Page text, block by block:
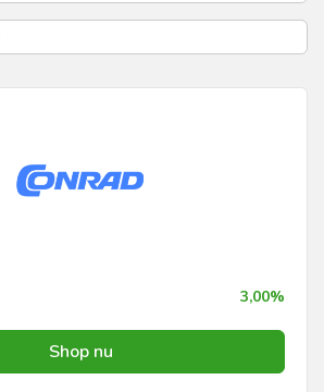
3,00%
Shop nu